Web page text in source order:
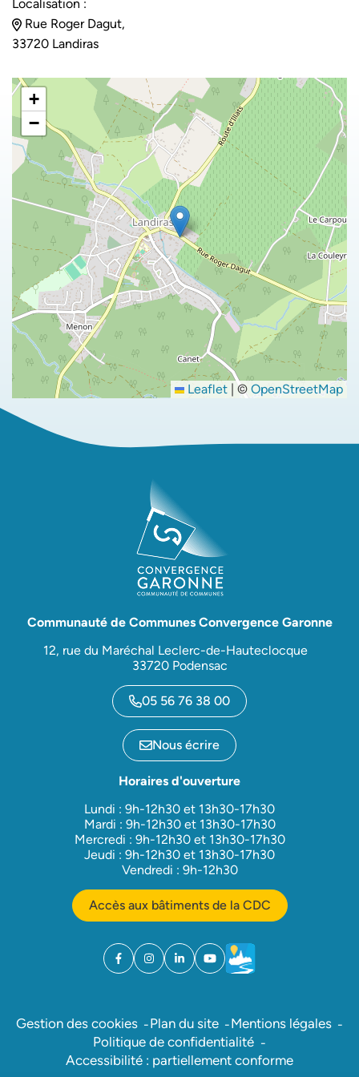
Localisation :
Rue Roger Dagut,
33720 Landiras
+
−
Leaflet | © OpenStreetMap
Communauté de Communes Convergence Garonne
12, rue du Maréchal Leclerc-de-Hauteclocque
33720 Podensac
05 56 76 38 00
Nous écrire
Horaires d'ouverture
Lundi : 9h-12h30 et 13h30-17h30
Mardi : 9h-12h30 et 13h30-17h30
Mercredi : 9h-12h30 et 13h30-17h30
Jeudi : 9h-12h30 et 13h30-17h30
Vendredi : 9h-12h30
Accès aux bâtiments de la CDC
Facebook
(ouverture dans un nouvel onglet)
Instagram
(ouverture dans un nouvel onglet)
Linkedin
(ouverture dans un nouvel onglet)
YouTube
(ouverture dans un nouvel
Météo
(ouverture dans un
Gestion des cookies Plan du site
Mentions légales
Politique de confidentialité
Accessibilité : partiellement conforme